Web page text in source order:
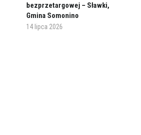
bezprzetargowej – Sławki,
Gmina Somonino
14 lipca 2026